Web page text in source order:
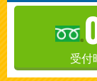
受付